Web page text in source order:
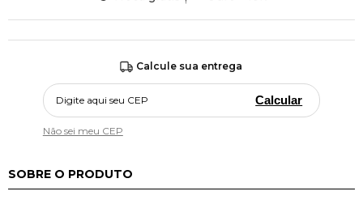
Calcule sua entrega
Calcular
Não sei meu CEP
SOBRE O PRODUTO